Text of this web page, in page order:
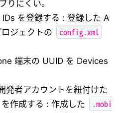
りにくい。
を登録する : 登録した A
ジェクトの
config.xml
端末の UUID を Devices
発者アカウントを紐付けた
作成する : 作成した
.mobi